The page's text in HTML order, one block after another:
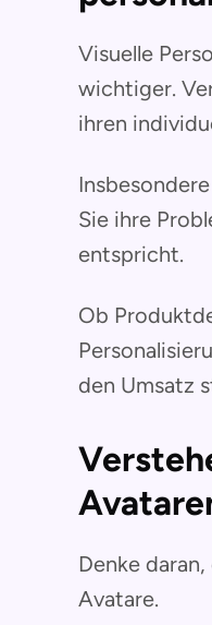
Visuelle
wichtiger.
ihren
Sie ihre
entspricht.
Ob
den Umsatz
Denke
Avatare.